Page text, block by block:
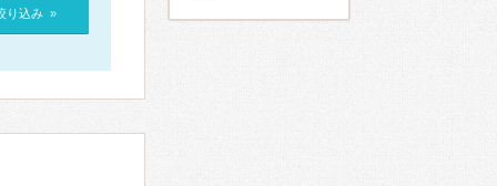
り込み »